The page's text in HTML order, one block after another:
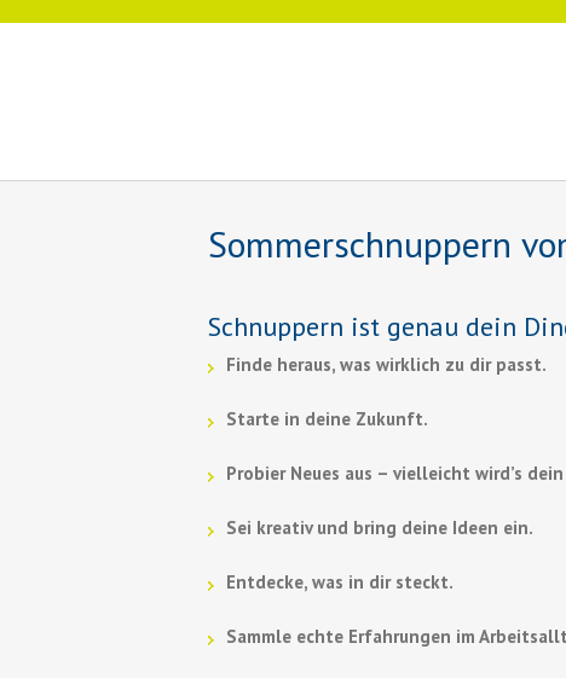
Sommerschnuppern
Schnuppern ist genau dein
Finde heraus, was wirklich zu dir passt.
Starte in deine Zukunft.
Probier Neues aus – vielleicht wird’s
Sei kreativ und bring deine Ideen ein.
Entdecke, was in dir steckt.
Sammle echte Erfahrungen im